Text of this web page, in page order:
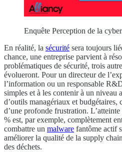
Enquête Perception de la
En réalité, la sécurité sera toujours
chance, une entreprise parvient à
problématiques de sécurité, trois
évolueront. Pour un directeur de
l’information ou un responsable
simples et à les contenir à un niveau
d’outils managériaux et budgétaires,
d’une profonde frustration.
% est, par exemple, complètement
combattre un malware fantôme actif
améliorer la qualité de la supply
des déchets.